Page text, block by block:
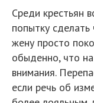
Среди крестьян
попытку
жену просто
обыденно, что
внимания.
если речь об